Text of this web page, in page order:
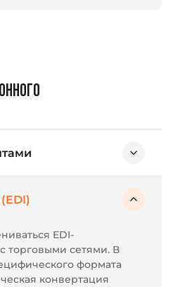
EDI-
сетями. В
формата
конвертация